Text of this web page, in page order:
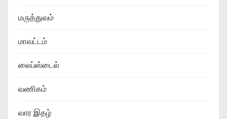
மருத்துவம்
மாவட்டம்
லைப்ஸ்டைல்
வணிகம்
வார இதழ்